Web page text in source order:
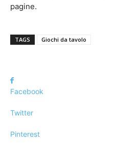
pagine.
TAGS Giochi da tavolo
Facebook
Twitter
Pinterest